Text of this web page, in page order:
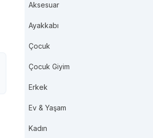
Aksesuar
Ayakkabı
Çocuk
Çocuk Giyim
Erkek
Ev & Yaşam
Kadın